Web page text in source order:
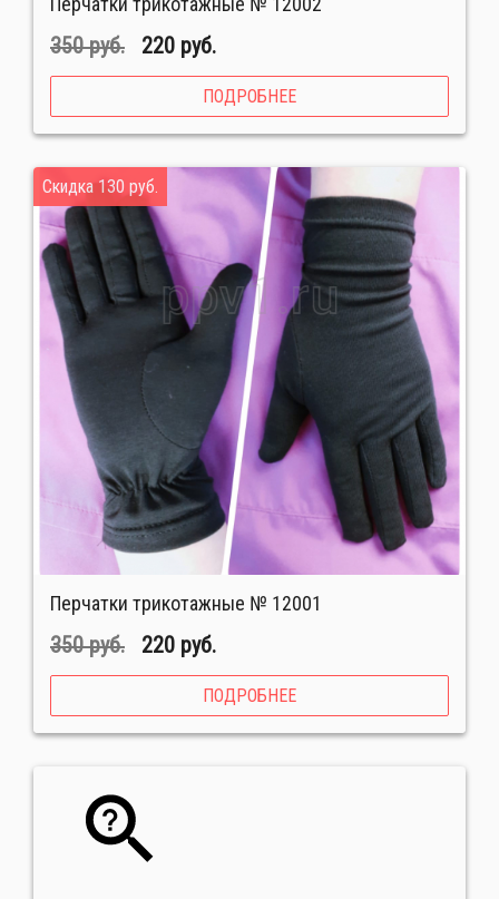
350 руб. 220 руб.
ПОДРОБНЕЕ
Скидка 130 руб.
Перчатки трикотажные № 12001
350 руб. 220 руб.
ПОДРОБНЕЕ